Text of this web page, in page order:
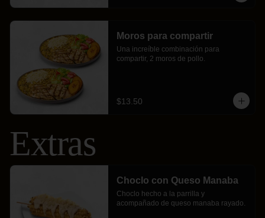
Moros para compartir
Una increíble combinación para
compartir, 2 moros de pollo.
$13.50
Extras
Choclo con Queso Manaba
Choclo hecho a la parrilla y
acompañado de queso manaba rayado.